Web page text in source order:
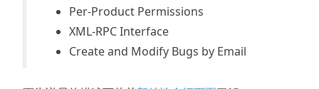
Per-Product Permissions
XML-RPC Interface
Create and Modify Bugs by Email